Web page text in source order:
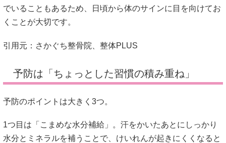
でいることもあるため、日頃から体のサインに目を向けてお
くことが大切です。
引用元： さかぐち整骨院 整体PLUS
予防は「ちょっとした習慣の積み重ね」
予防のポイントは大きく3つ。
1つ目は「こまめな水分補給」。汗をかいたあとにしっかり
水分とミネラルを補うことで、けいれんが起きにくくなると